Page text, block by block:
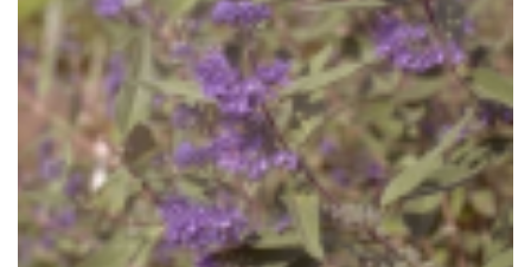
Caryopteris
Caryopteris x clandonensis 'Heavenly Blue'